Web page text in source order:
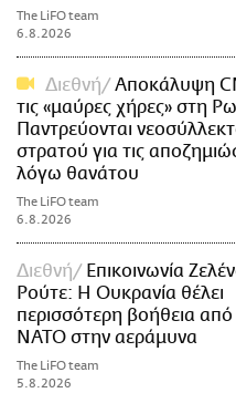
The LiFO team
6.8.2026
Διεθνή
Αποκάλυψη
τις «μαύρες χήρες» στη
Παντρεύονται
στρατού για τις
λόγω θανάτου
The LiFO team
6.8.2026
Διεθνή
Επικοινωνία
Ρούτε: Η Ουκρανία θέλει
περισσότερη βοήθεια από
ΝΑΤΟ στην αεράμυνα
The LiFO team
5.8.2026